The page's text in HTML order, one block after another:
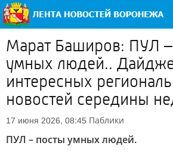
Марат Баширов: ПУЛ
умных людей..
интересных
новостей середины
17 июня 2026, 08:45 Паблики
ПУЛ – посты умных людей.